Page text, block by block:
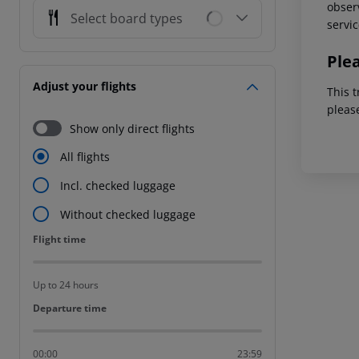
Select board types
Adjust your flights
Show only direct flights
All flights
Incl. checked luggage
Without checked luggage
Flight time
Flight time
Up to 24 hours
Departure time
Departure time
00:00 23:59
This